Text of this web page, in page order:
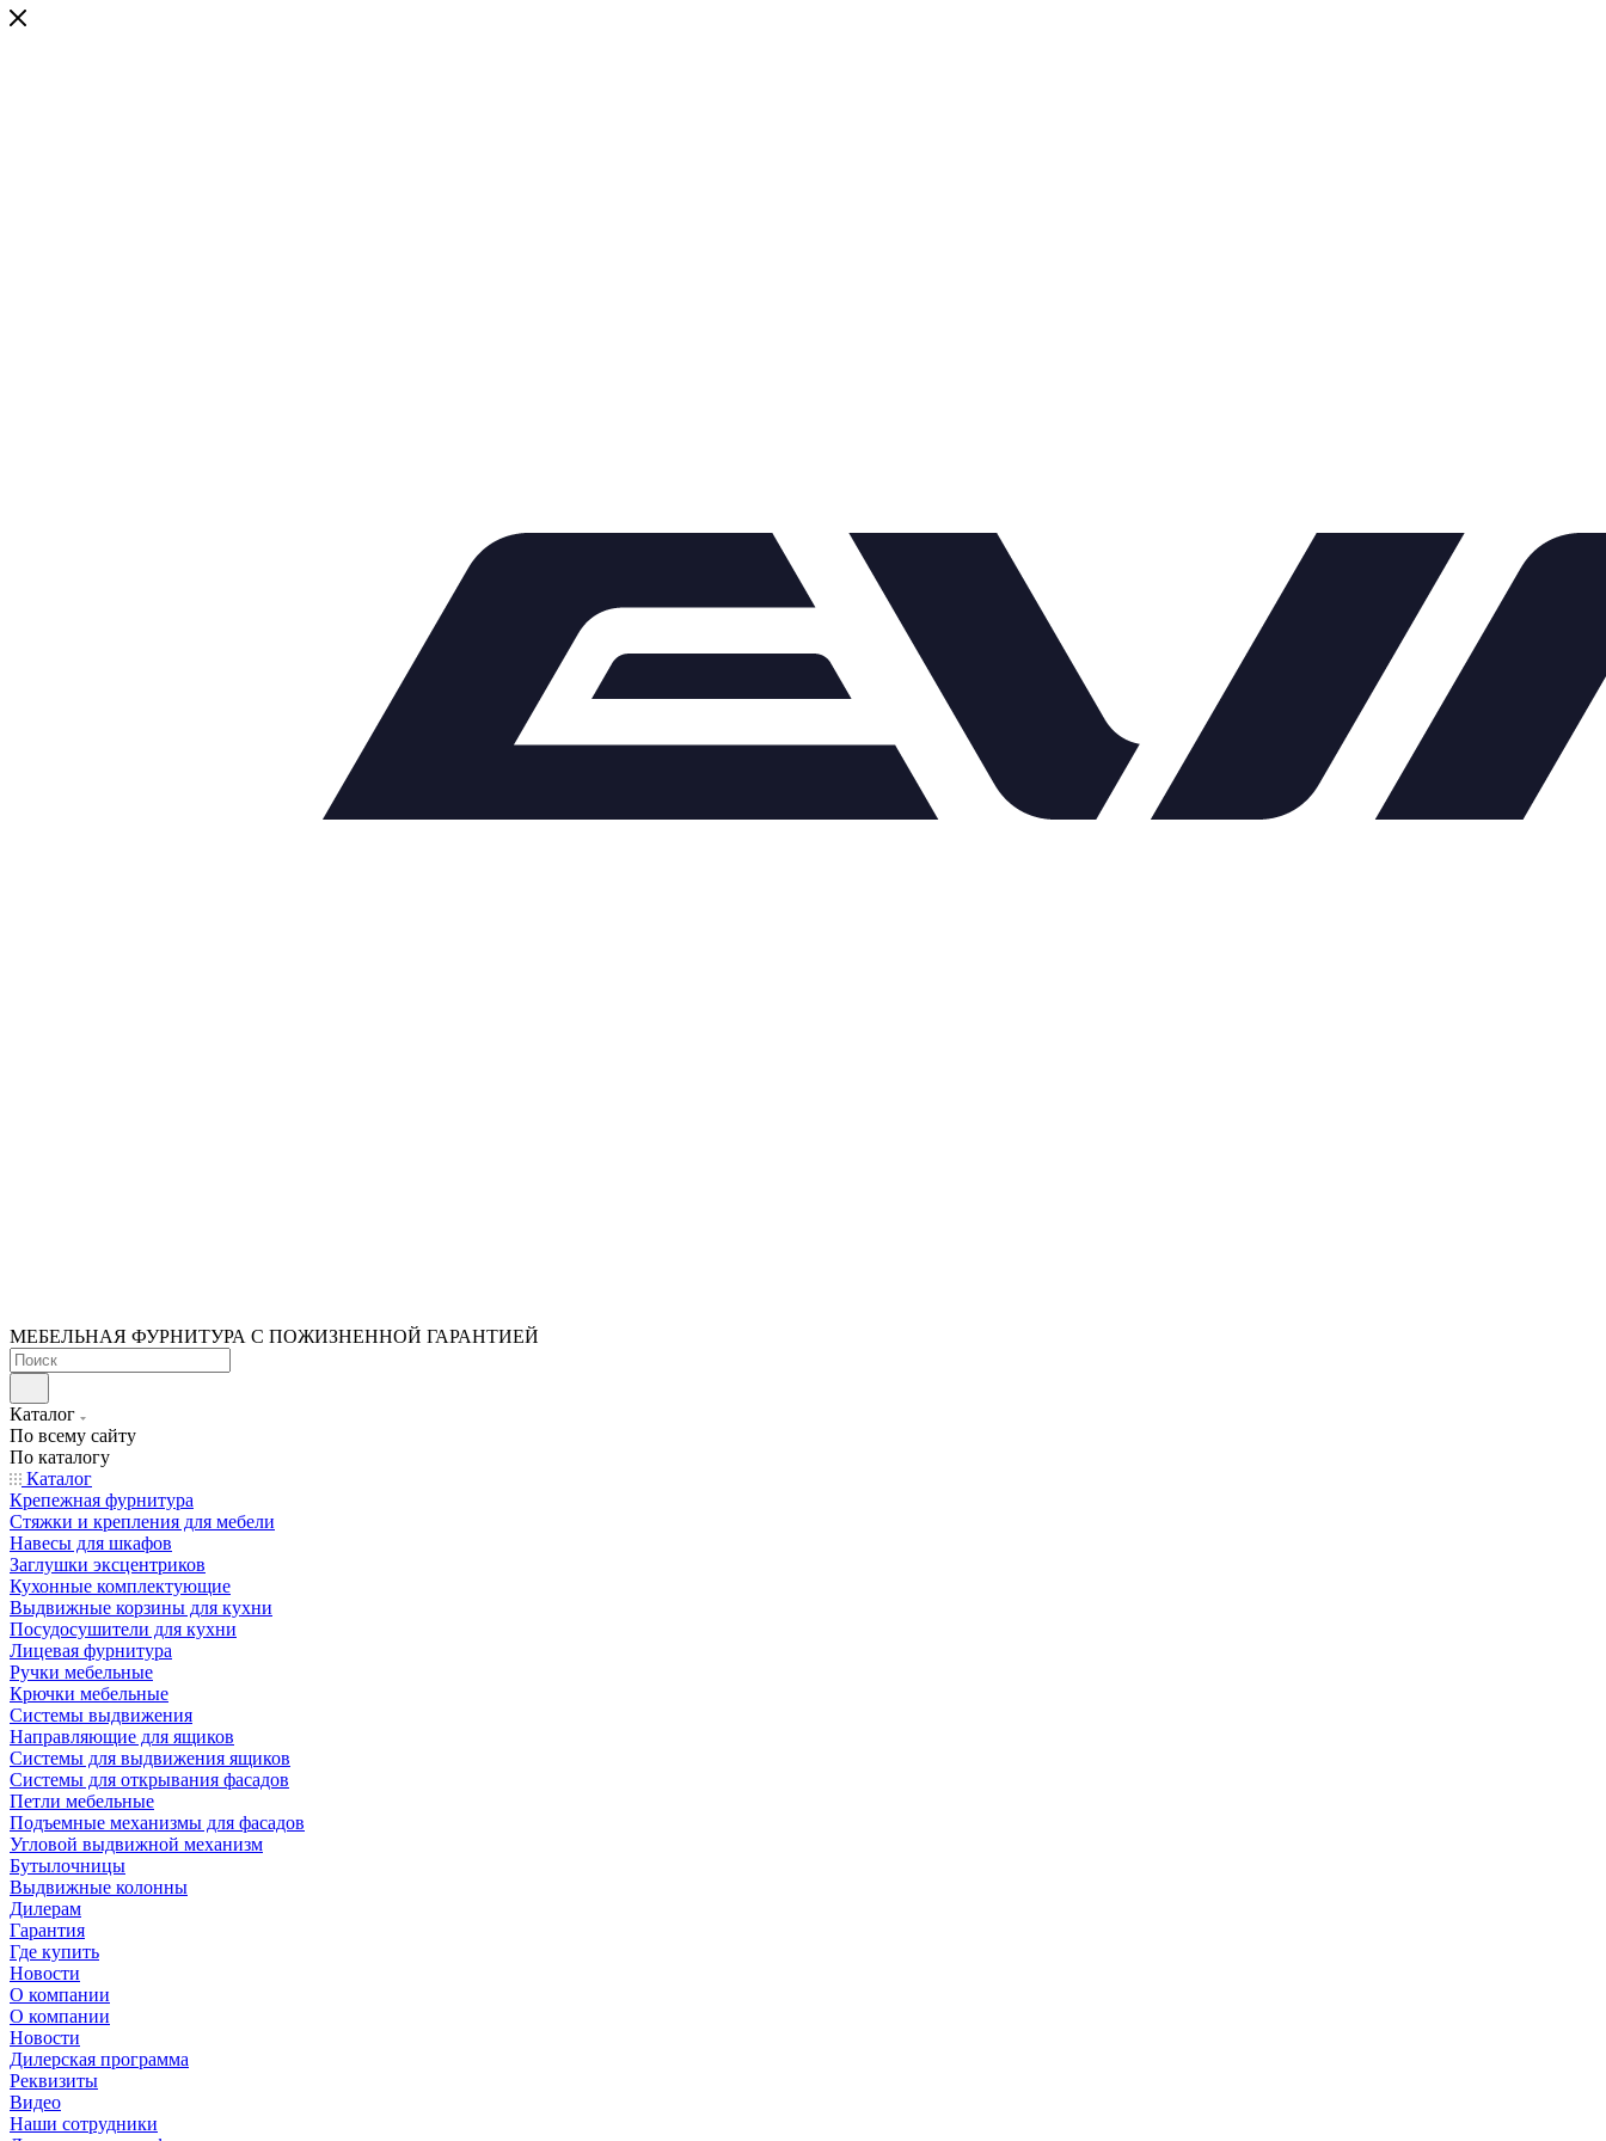
МЕБЕЛЬНАЯ ФУРНИТУРА С ПОЖИЗНЕННОЙ ГАРАНТИЕЙ
Каталог
По всему сайту
По каталогу
Каталог
Крепежная фурнитура
Стяжки и крепления для мебели
Навесы для шкафов
Заглушки эксцентриков
Кухонные комплектующие
Выдвижные корзины для кухни
Посудосушители для кухни
Лицевая фурнитура
Ручки мебельные
Крючки мебельные
Системы выдвижения
Направляющие для ящиков
Системы для выдвижения ящиков
Системы для открывания фасадов
Петли мебельные
Подъемные механизмы для фасадов
Угловой выдвижной механизм
Бутылочницы
Выдвижные колонны
Дилерам
Гарантия
Где купить
Новости
О компании
О компании
Новости
Дилерская программа
Реквизиты
Видео
Наши сотрудники